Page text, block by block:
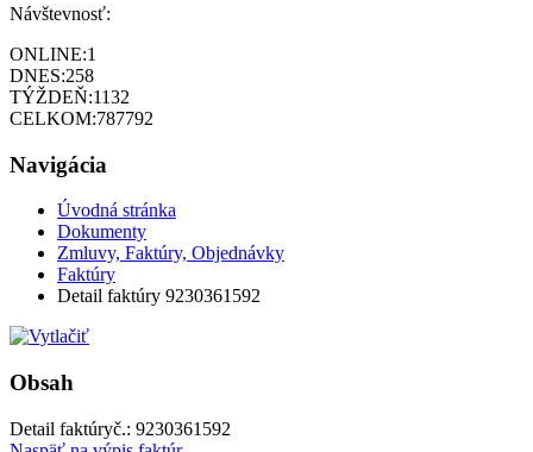
Návštevnosť:
ONLINE:1
DNES:258
TÝŽDEŇ:1132
CELKOM:787792
Navigácia
Úvodná stránka
Dokumenty
Zmluvy, Faktúry, Objednávky
Faktúry
Detail faktúry 9230361592
Obsah
Detail faktúryč.: 9230361592